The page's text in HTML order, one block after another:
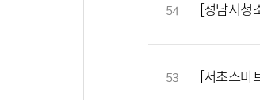
54 [성남시청
53 [서초스마